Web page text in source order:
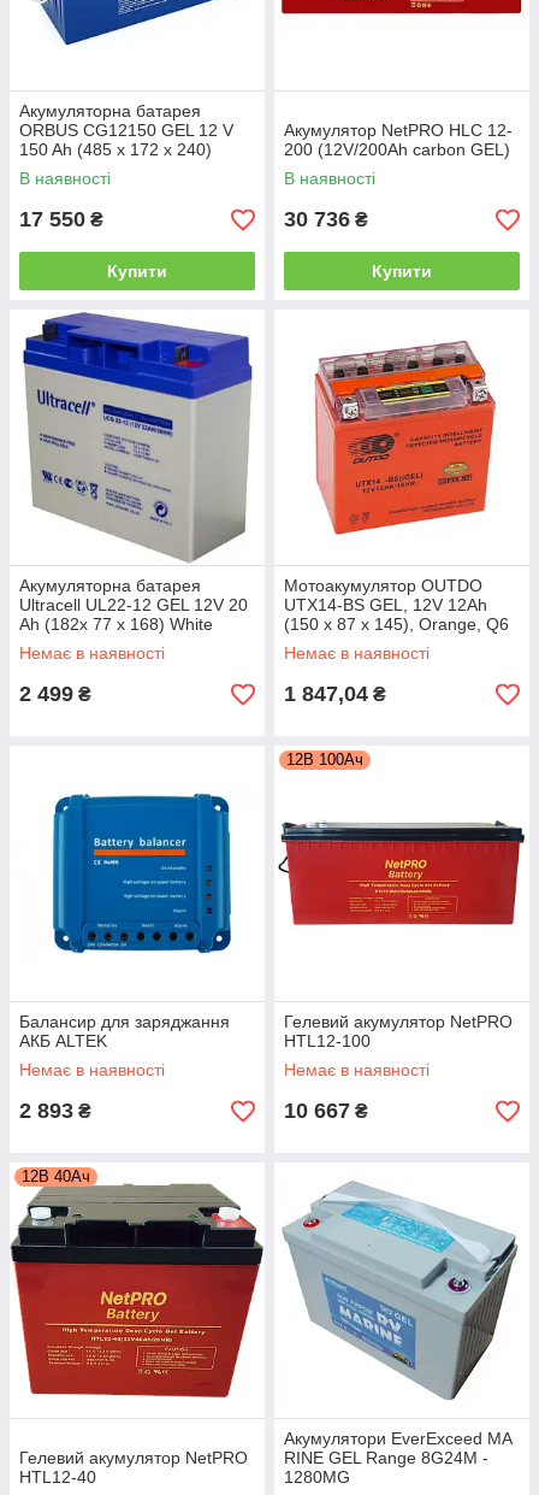
Акумуляторна батарея
ORBUS CG12150 GEL 12 V
150 Ah (485 x 172 x 240)
Black Q1/34
В наявності
17 550 ₴
Купити
Акумулятор NetPRO HLC 12-
200 (12V/200Ah carbon GEL)
В наявності
30 736 ₴
Купити
Акумуляторна батарея
Ultracell UL22-12 GEL 12V 20
Ah (182x 77 x 168) White
Q1/230
Немає в наявності
2 499 ₴
Мотоакумулятор OUTDO
UTX14-BS GEL, 12V 12Ah
(150 х 87 х 145), Orange, Q6
Немає в наявності
1 847,04 ₴
Балансир для заряджання
АКБ ALTEK
Немає в наявності
2 893 ₴
12В 100Ач
Гелевий акумулятор NetPRO
HTL12-100
Немає в наявності
10 667 ₴
12В 40Ач
Гелевий акумулятор NetPRO
HTL12-40
Акумулятори EverExceed MA
RINE GEL Range 8G24M -
1280MG